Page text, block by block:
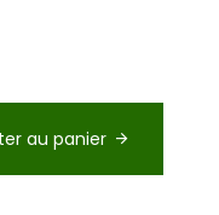
au panier